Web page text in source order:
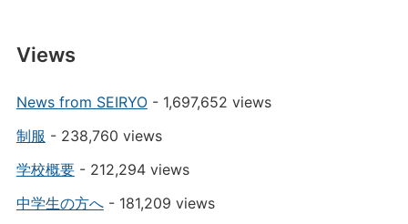
Views
News from SEIRYO- 1,697,652 views
制服 - 238,760 views
学校概要- 212,294 views
中学生の方へ- 181,209 views